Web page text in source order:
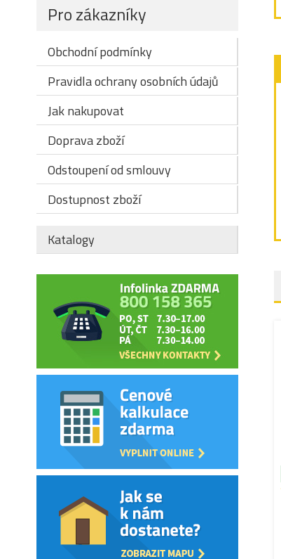
Pro zákazníky
Obchodní podmínky
Pravidla ochrany osobních údajů
Jak nakupovat
Doprava zboží
Odstoupení od smlouvy
Dostupnost zboží
Katalogy